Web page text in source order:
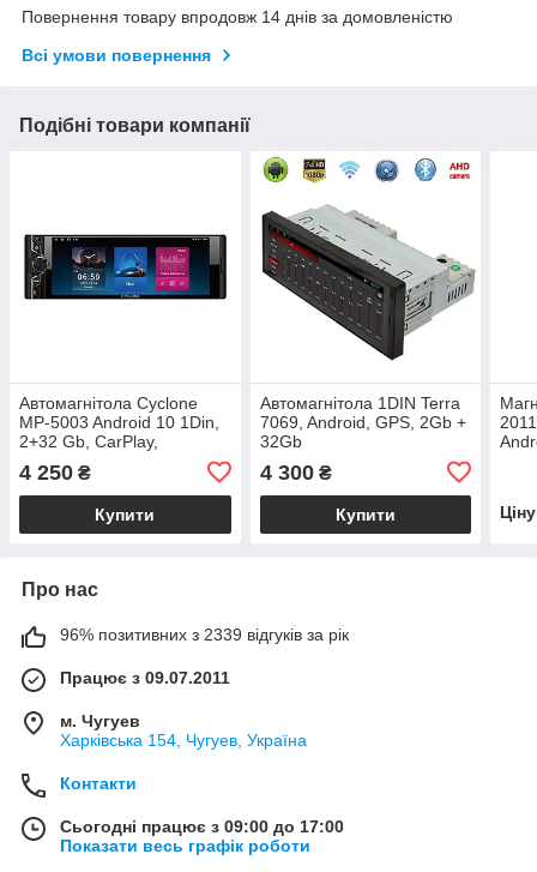
Повернення товару впродовж 14 днів за домовленістю
Всі умови повернення
Подібні товари компанії
Автомагнітола Cyclone
MP-5003 Android 10 1Din,
2+32 Gb, CarPlay,
AndroidAuto, Bluetooth, Wi-
Fi
4 250 ₴
Купити
Автомагнітола 1DIN Terra
7069, Android, GPS, 2Gb +
32Gb
4 300₴
Купити
Про нас
96% позитивних з 2339 відгуків за рік
Працює з 09.07.2011
м. Чугуев
Харківська 154, Чугуев, Україна
Контакти
Сьогодні працює з 09:00 до 17:00
Показати весь графік роботи